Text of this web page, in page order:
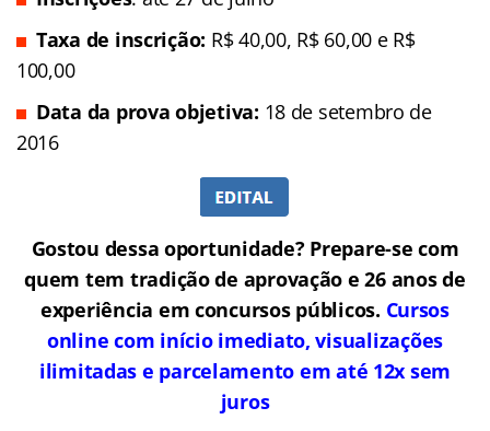
Taxa de inscrição: R$ 40,00, R$ 60,00 e R$
100,00
Data da prova objetiva: 18 de setembro de
2016
Gostou dessa oportunidade? Prepare-se com
quem tem tradição de aprovação e 26 anos de
experiência em concursos públicos. Cursos
online com início imediato, visualizações
ilimitadas e parcelamento em até 12x sem
juros